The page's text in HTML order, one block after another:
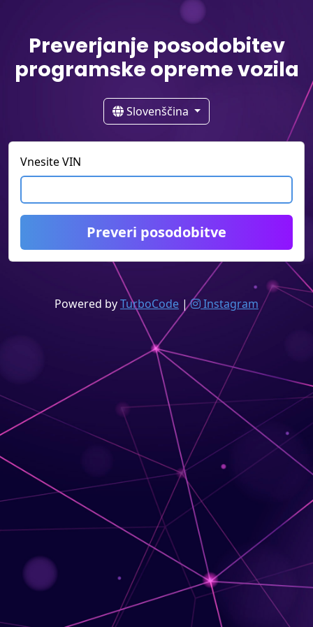
Preverjanje posodobitev
programske opreme vozila
Slovenščina
Vnesite VIN
Preveri posodobitve
Powered byTurboCode | Instagram